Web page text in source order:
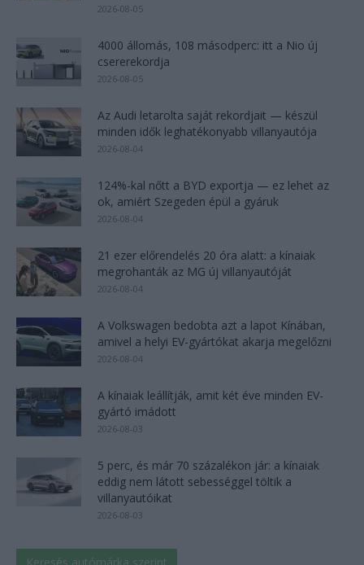
2026-08-05
4000 állomás, 108 másodperc: itt a Nio új
csererekordja
2026-08-05
Az Audi letarolta saját rekordjait — készül
minden idők leghatékonyabb villanyautója
2026-08-04
124%-kal nőtt a BYD exportja — ez lehet az
ok, amiért Szegeden épül a gyáruk
2026-08-04
21 ezer előrendelés 20 óra alatt: a kínaiak
megrohanták az MG új villanyautóját
2026-08-04
A Volkswagen bedobta azt a lapot Kínában,
amivel a helyi EV-gyártókat akarja megelőzni
2026-08-04
A kínaiak leállítják, amit két éve minden EV-
gyártó imádott
2026-08-03
5 perc, és már 70 százalékon jár: a kínaiak
eddig nem látott sebességgel töltik a
villanyautóikat
2026-08-03
Keresés autómárka szerint